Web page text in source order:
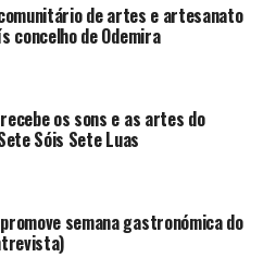
de artes e artesanato
concelho de Odemira
os sons e as artes do
Sóis Sete Luas
semana gastronómica do